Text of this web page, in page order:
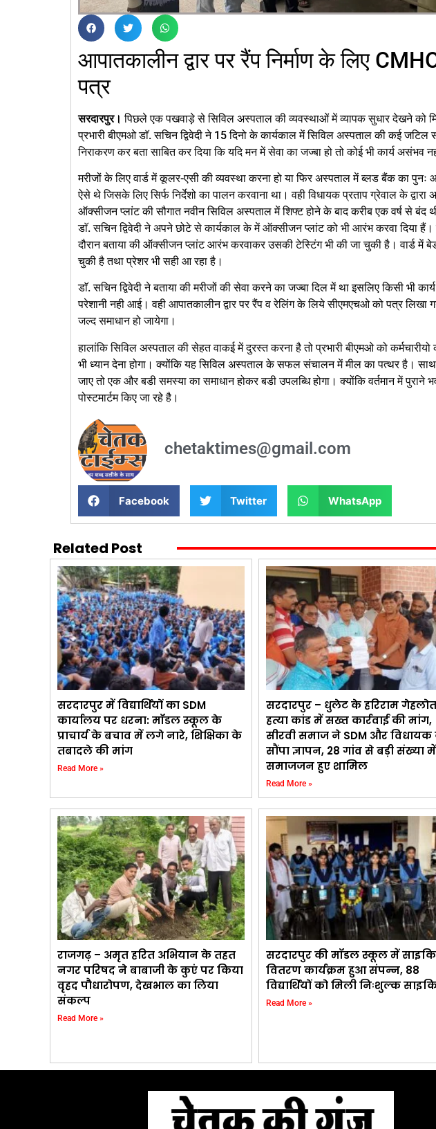
आपातकालीन द्वार पर रैंप निर्माण के लिए
पत्र
सरदारपुर।पिछले एक पखवाड़े से सिविल अस्पताल की व्यवस्थाओं में व्यापक सुधार देखने को
प्रभारी बीएमओ डाॅ. सचिन द्विवेदी ने 15 दिनो के कार्यकाल में सिविल अस्पताल की कई जटिल
निराकरण कर बता साबित कर दिया कि यदि मन में सेवा का जज्बा हो तो कोई भी कार्य असंभव
मरीजों के लिए वार्ड में कूलर-एसी की व्यवस्था करना हो या फिर अस्पताल में ब्लड बैंक का पुनः
ऐसे थे जिसके लिए सिर्फ निर्देशो का पालन करवाना था। वही विधायक प्रताप ग्रेवाल के द्वारा
ऑक्सीजन प्लांट की सौगात नवीन सिविल अस्पताल में शिफ्ट होने के बाद करीब एक वर्ष से बंद
डाॅ. सचिन द्विवेदी ने अपने छोटे से कार्यकाल के में ऑक्सीजन प्लांट को भी आरंभ करवा दिया हैं।
दौरान बताया की ऑक्सीजन प्लांट आरंभ करवाकर उसकी टेस्टिंग भी की जा चुकी है। वार्ड
चुकी है तथा प्रेशर भी सही आ रहा है।
डाॅ. सचिन द्विवेदी ने बताया की मरीजों की सेवा करने का जज्बा दिल में था इसलिए किसी भी
परेशानी नही आई। वही आपातकालीन द्वार पर रैंप व रेलिंग के लिये सीएमएचओ को पत्र लिखा
जल्द समाधान हो जायेगा।
हालांकि सिविल अस्पताल की सेहत वाकई में दुरस्त करना है तो प्रभारी बीएमओ को
भी ध्यान देना होगा। क्योंकि यह सिविल अस्पताल के सफल संचालन में मील का पत्थर है। साथ
जाए तो एक और बडी समस्या का समाधान होकर बडी उपलब्धि होगा। क्योंकि वर्तमान में
पोस्टमार्टम किए जा रहे है।
chetaktimes@gmail.com
Facebook Twitter WhatsApp
Related Post
सरदारपुर में विद्यार्थियों का SDM
कार्यालय पर धरना: मॉडल स्कूल के
प्राचार्य के बचाव में लगे नारे, शिक्षिका के
तबादले की मांग
Read More »
सरदारपुर – धुलेट के हरिराम गेहलोत
हत्या कांड में सख्त कार्रवाई की मांग,
सीरवी समाज ने SDM और विधायक
सौंपा ज्ञापन, 28 गांव से बड़ी संख्या में
समाजजन हुए शामिल
Read More »
राजगढ़ – अमृत हरित अभियान के तहत
नगर परिषद ने बाबाजी के कुएं पर किया
वृहद पौधारोपण, देखभाल का लिया
संकल्प
Read More »
सरदारपुर की मॉडल स्कूल में
वितरण कार्यक्रम हुआ संपन्न, 88
विद्यार्थियों को मिली निःशुल्क
Read More »